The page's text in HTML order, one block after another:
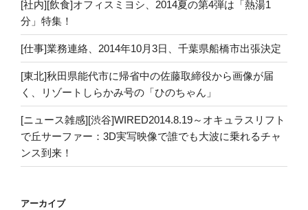
[社内][飲食]オフィスミヨシ、2014夏の第4弾は「熱湯1
分」特集！
[仕事]業務連絡、2014年10月3日、千葉県船橋市出張決定
[東北]秋田県能代市に帰省中の佐藤取締役から画像が届
く、リゾートしらかみ号の「ひのちゃん」
[ニュース雑感][渋谷]WIRED2014.8.19～オキュラスリフト
で丘サーファー：3D実写映像で誰でも大波に乗れるチャ
ンス到来！
アーカイブ